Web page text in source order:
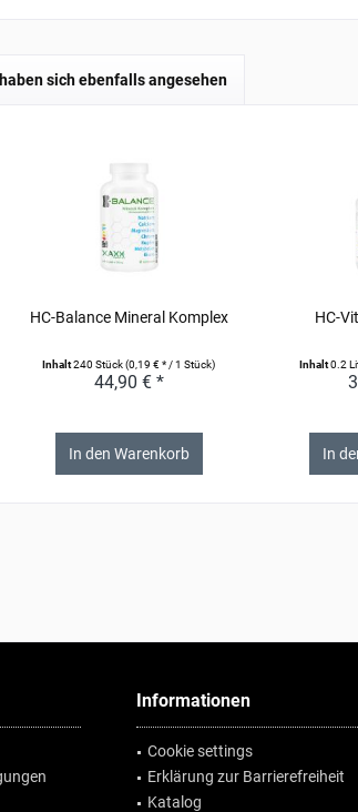
sich ebenfalls angesehen
HC-Balance Mineral Komplex
Inhalt240 Stück(0,19 € * / 1 Stück)
44,90 € *
In den Warenkorb
HC-
Inhalt0.2
In
Informationen
Cookie settings
Erklärung zur Barrierefreiheit
Katalog